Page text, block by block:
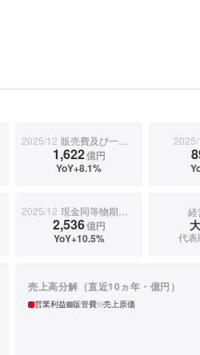
2025/12 販売費及び一般管理費
1,622億円
YoY+8.1%
2025/12 現金同等物期末残高
2,536億円
YoY+10.5%
経
代
売上高分解（直近10ヵ年・億円）
営業利益 販管費 売上原価